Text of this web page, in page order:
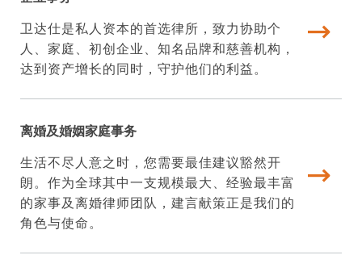
卫达仕是私人资本的首选律所，致力协助个
人、家庭、初创企业、知名品牌和慈善机构，
达到资产增长的同时，守护他们的利益。
离婚及婚姻家庭事务
生活不尽人意之时，您需要最佳建议豁然开
朗。作为全球其中一支规模最大、经验最丰富
的家事及离婚律师团队，建言献策正是我们的
角色与使命。